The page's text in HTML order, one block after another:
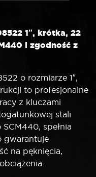
1″, krótka, 22
i zgodność z
o rozmiarze 1″,
to profesjonalne
z kluczami
stali
spełnia
gwarantuje
na pęknięcia,